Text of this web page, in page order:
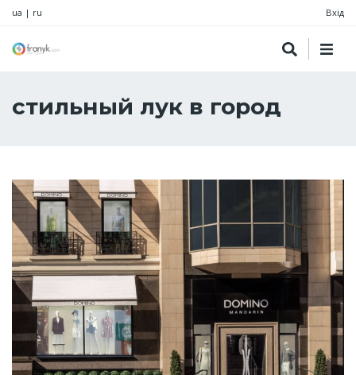
ua | ru Вхід
стильный лук в город